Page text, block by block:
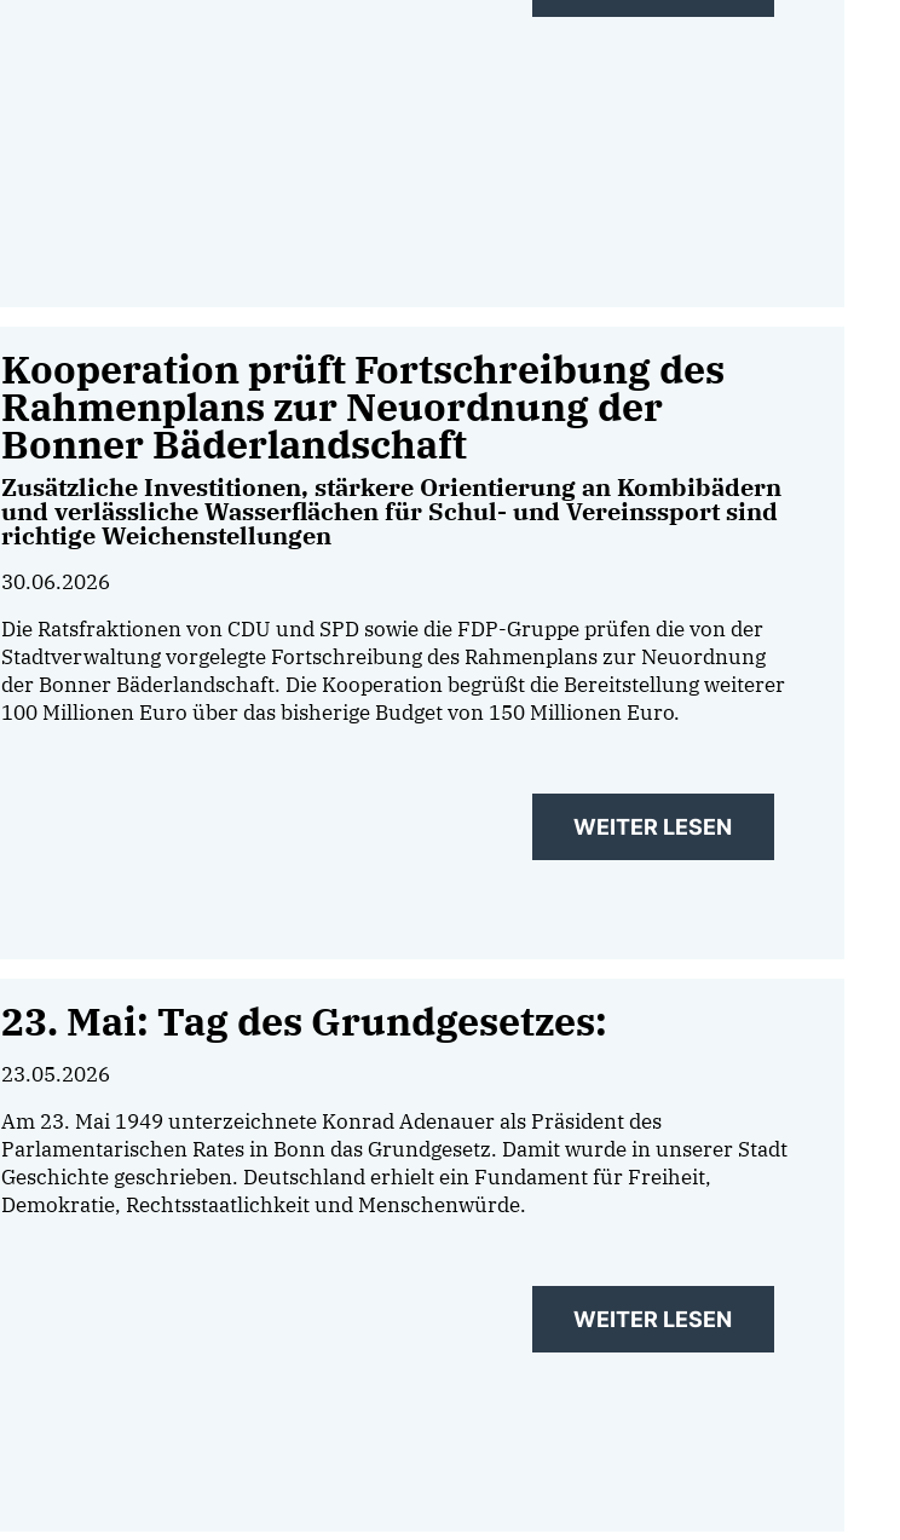
Kooperation prüft Fortschreibung des
Rahmenplans zur Neuordnung der
Bonner Bäderlandschaft
Zusätzliche Investitionen, stärkere Orientierung an Kombibädern
und verlässliche Wasserflächen für Schul- und Vereinssport sind
richtige Weichenstellungen
30.06.2026
Die Ratsfraktionen von CDU und SPD sowie die FDP-Gruppe prüfen die von der
Stadtverwaltung vorgelegte Fortschreibung des Rahmenplans zur Neuordnung
der Bonner Bäderlandschaft. Die Kooperation begrüßt die Bereitstellung weiterer
100 Millionen Euro über das bisherige Budget von 150 Millionen Euro.
WEITER LESEN
23. Mai: Tag des Grundgesetzes:
23.05.2026
Am 23. Mai 1949 unterzeichnete Konrad Adenauer als Präsident des
Parlamentarischen Rates in Bonn das Grundgesetz. Damit wurde in unserer Stadt
Geschichte geschrieben. Deutschland erhielt ein Fundament für Freiheit,
Demokratie, Rechtsstaatlichkeit und Menschenwürde.
WEITER LESEN